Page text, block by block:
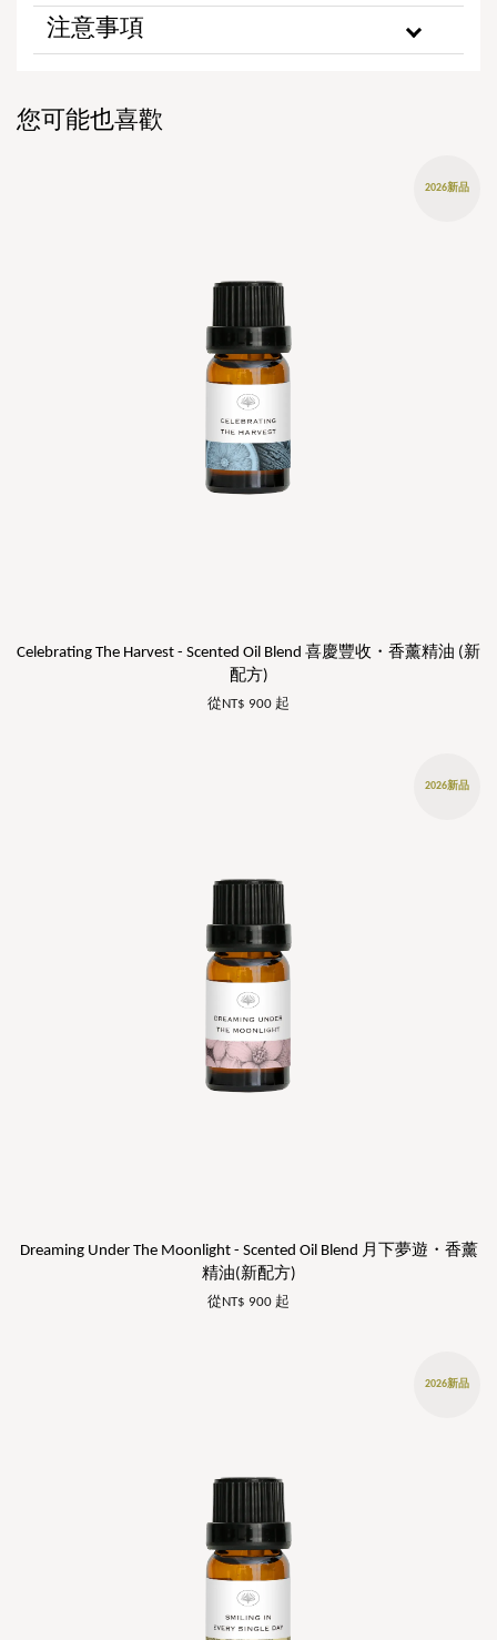
注意事項
您可能也喜歡
2026新品
Celebrating The Harvest - Scented Oil Blend 喜慶豐收・香薰精油 (新
配方)
從NT$ 900 起
2026新品
Dreaming Under The Moonlight - Scented Oil Blend 月下夢遊・香薰
精油(新配方)
從NT$ 900 起
2026新品